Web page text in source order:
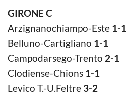
GIRONE C
Arzignanochiampo-Este 1-1
Belluno-Cartigliano 1-1
Campodarsego-Trento 2-1
Clodiense-Chions 1-1
Levico T.-U.Feltre 3-2